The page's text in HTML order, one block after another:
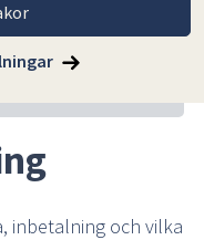
Hyra och betalning
inbetalning och vilka